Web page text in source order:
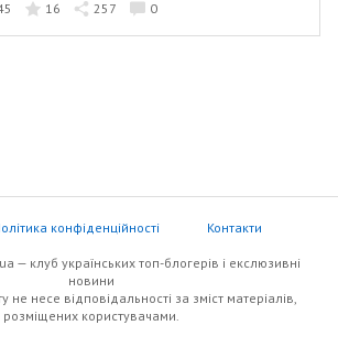
16 257 0
конфіденційності Контакти
— клуб українських топ-блогерів i екслюзивнi
новини
не несе відповідальності за зміст матеріалів,
розміщених користувачами.